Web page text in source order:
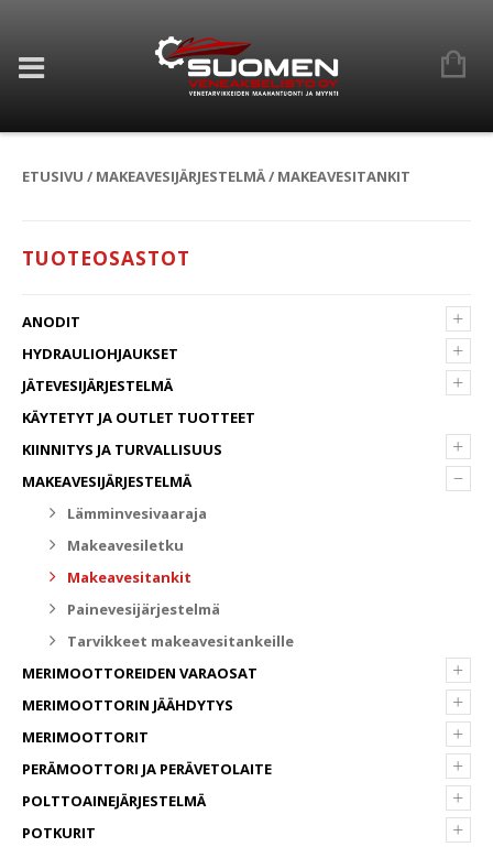
ETUSIVU / MAKEAVESIJÄRJESTELMÄ/ MAKEAVESITANKIT
TUOTEOSASTOT
+
ANODIT
+
HYDRAULIOHJAUKSET
+
JÄTEVESIJÄRJESTELMÄ
KÄYTETYT JA OUTLET TUOTTEET
+
KIINNITYS JA TURVALLISUUS
–
MAKEAVESIJÄRJESTELMÄ
Lämminvesivaaraja
Makeavesiletku
Makeavesitankit
Painevesijärjestelmä
Tarvikkeet makeavesitankeille
+
MERIMOOTTOREIDEN VARAOSAT
+
MERIMOOTTORIN JÄÄHDYTYS
+
MERIMOOTTORIT
+
PERÄMOOTTORI JA PERÄVETOLAITE
+
POLTTOAINEJÄRJESTELMÄ
+
POTKURIT